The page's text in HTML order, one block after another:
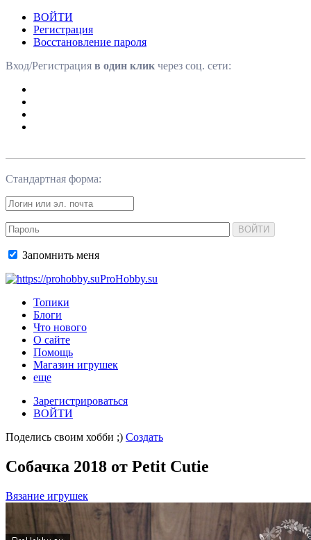
ВОЙТИ
Регистрация
Восстановление пароля
Вход/Регистрация в один клик через соц. сети:
Стандартная форма:
ВОЙТИ
Запомнить меня
ProHobby.su
Топики
Блоги
Что нового
О сайте
Помощь
Магазин игрушек
еще
Зарегистрироваться
ВОЙТИ
Поделись своим хобби ;) Создать
Собачка 2018 от Petit Cutie
Вязание игрушек